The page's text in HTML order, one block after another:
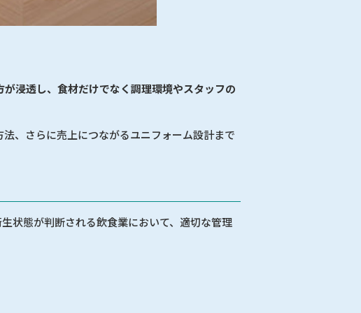
が浸透し、食材だけでなく調理環境やスタッフの
、さらに売上につながるユニフォーム設計まで
状態が判断される飲食業において、適切な管理